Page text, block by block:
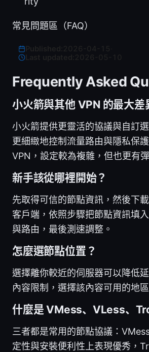
常見問題區（FAQ）
Last updated:
Frequently Asked
小火箭與其他 VPN 的最大差
小火箭提供更靈活的協議與自訂
更細緻地控制流量路由與隱私保
VPN，設定較為複雜，但也更有彈
新手該從哪裡開始？
先取得可信的節點資訊，然後下
客戶端，依照步驟把節點資訊填
與路由，最後測速調整。
怎麼選節點位置？
選擇離你較近的伺服器可以降低
內容限制，選擇該內容可用的地
什麼是 VMess、VLess、
三者都是常用的節點協議：
定性與安裝便利性上表現優秀，